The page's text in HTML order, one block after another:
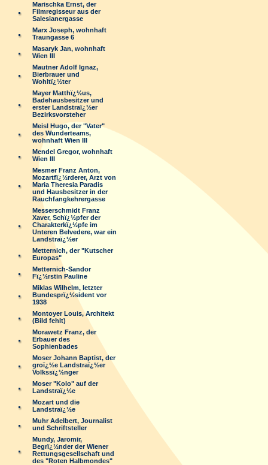
Marischka Ernst, der
Filmregisseur aus der
Salesianergasse
Marx Joseph, wohnhaft
Traungasse 6
Masaryk Jan, wohnhaft
Wien III
Mautner Adolf Ignaz,
Bierbrauer und
Wohltï¿½ter
Mayer Matthï¿½us,
Badehausbesitzer und
erster Landstraï¿½er
Bezirksvorsteher
Meisl Hugo, der "Vater"
des Wunderteams,
wohnhaft Wien III
Mendel Gregor, wohnhaft
Wien III
Mesmer Franz Anton,
Mozartfï¿½rderer, Arzt von
Maria Theresia Paradis
und Hausbesitzer in der
Rauchfangkehrergasse
Messerschmidt Franz
Xaver, Schï¿½pfer der
Charakterkï¿½pfe im
Unteren Belvedere, war ein
Landstraï¿½er
Metternich, der "Kutscher
Europas"
Metternich-Sandor
Fï¿½rstin Pauline
Miklas Wilhelm, letzter
Bundesprï¿½sident vor
1938
Montoyer Louis, Architekt
(Bild fehlt)
Morawetz Franz, der
Erbauer des
Sophienbades
Moser Johann Baptist, der
groï¿½e Landstraï¿½er
Volkssï¿½nger
Moser "Kolo" auf der
Landstraï¿½e
Mozart und die
Landstraï¿½e
Muhr Adelbert, Journalist
und Schriftsteller
Mundy, Jaromir,
Begrï¿½nder der Wiener
Rettungsgesellschaft und
des "Roten Halbmondes"